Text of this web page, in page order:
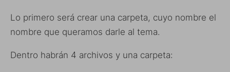
Lo primero será crear una carpeta, cuyo nombre el
nombre que queramos darle al tema.
Dentro habrán 4 archivos y una carpeta: